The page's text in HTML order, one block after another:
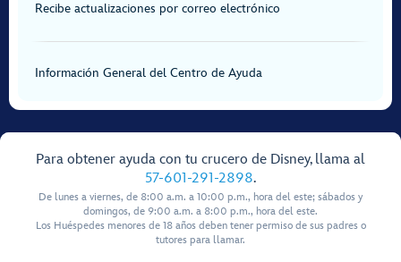
Recibe actualizaciones por correo electrónico
Información General del Centro de Ayuda
Para obtener ayuda con tu crucero de Disney, llama al
57-601-291-2898.
De lunes a viernes, de 8:00 a.m. a 10:00 p.m., hora del este; sábados y
domingos, de 9:00 a.m. a 8:00 p.m., hora del este.
Los Huéspedes menores de 18 años deben tener permiso de sus padres o
tutores para llamar.